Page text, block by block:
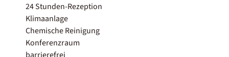
24 Stunden-Rezeption
Klimaanlage
Chemische Reinigung
Konferenzraum